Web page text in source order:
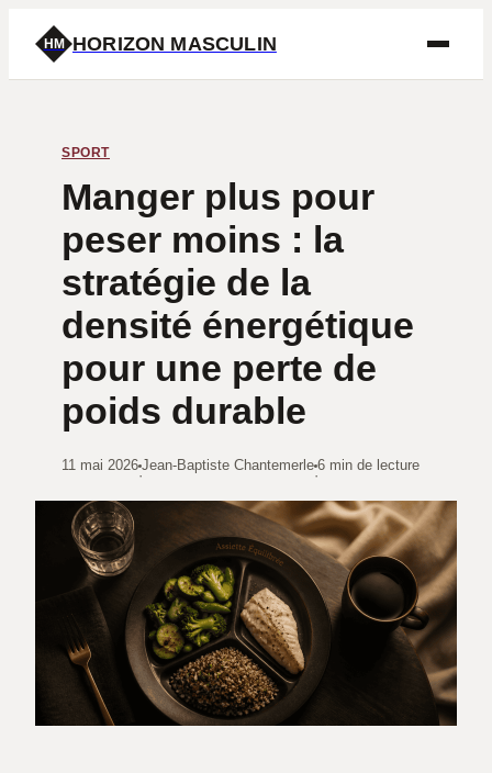
HM HORIZON MASCULIN
SPORT
Manger plus pour
peser moins : la
stratégie de la
densité énergétique
pour une perte de
poids durable
11 mai 2026
·
Jean-Baptiste Chantemerle
·
6 min de lecture